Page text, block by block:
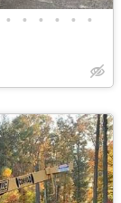
• • • • • •